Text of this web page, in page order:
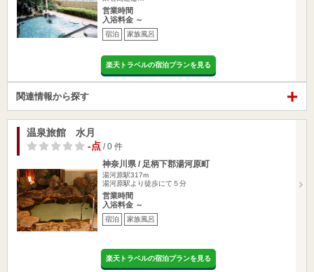
営業時間
入浴料金 ～
宿泊 家族風呂
楽天トラベルの宿泊プランを見る
関連情報から探す
温泉旅館 水月
-点 / 0 件
神奈川県 / 足柄下郡湯河原町
湯河原駅317m
湯河原駅より徒歩にて５分
営業時間
入浴料金 ～
宿泊 家族風呂
楽天トラベルの宿泊プランを見る